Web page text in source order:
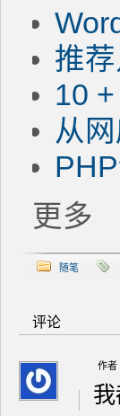
推
10
从
更多
随笔
评论
作者